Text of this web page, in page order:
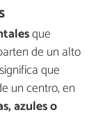
que
de un alto
que
un centro, en
azules o